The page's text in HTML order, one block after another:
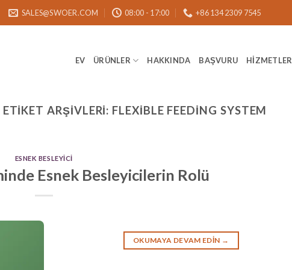
SALES@SWOER.COM 08:00 - 17:00 +86 134 2309 7545
EV ÜRÜNLER HAKKINDA BAŞVURU HIZMETLER
ETIKET ARŞIVLERI: FLEXIBLE FEEDING SYSTEM
ESNEK BESLEYICI
Esnek Besleyicilerin Rolü
OKUMAYA DEVAM EDIN →